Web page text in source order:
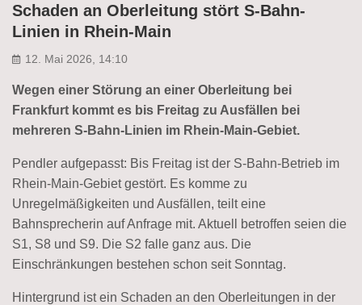
Schaden an Oberleitung stört S-Bahn-
Linien in Rhein-Main
12. Mai 2026, 14:10
Wegen einer Störung an einer Oberleitung bei
Frankfurt kommt es bis Freitag zu Ausfällen bei
mehreren S-Bahn-Linien im Rhein-Main-Gebiet.
Pendler aufgepasst: Bis Freitag ist der S-Bahn-Betrieb im
Rhein-Main-Gebiet gestört. Es komme zu
Unregelmäßigkeiten und Ausfällen, teilt eine
Bahnsprecherin auf Anfrage mit. Aktuell betroffen seien die
S1, S8 und S9. Die S2 falle ganz aus. Die
Einschränkungen bestehen schon seit Sonntag.
Hintergrund ist ein Schaden an den Oberleitungen in der